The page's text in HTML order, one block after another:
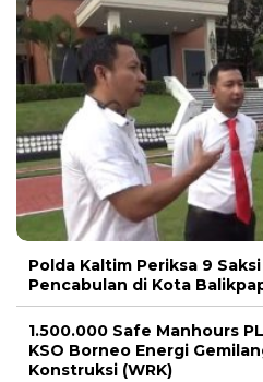
Polda Kaltim Periksa 9
Pencabulan di Kota
1.500.000 Safe Manhours
KSO Borneo Energi
Konstruksi (WRK)